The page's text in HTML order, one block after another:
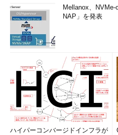
どうやら、上図のようにパスワ
このあたりで壁にぶち当たり、
っただろう。筆者もTwitterで
る方のつぶやきを毎日見ていたが
が多いように感じた。
echo
メッセージ
Mellanox、
NAP」を発表
ハイパーコンバージドインフラが